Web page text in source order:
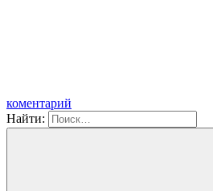
коментарий
Найти: